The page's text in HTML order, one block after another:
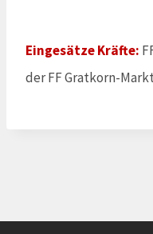
Eingesätze Kräfte:
der FF Gratkorn-